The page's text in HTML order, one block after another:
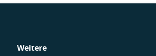
Weitere